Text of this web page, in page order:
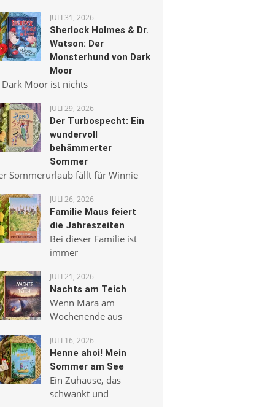
JULI 31, 2026
Sherlock Holmes & Dr.
Watson: Der
Monsterhund von Dark
Moor
Dark Moor ist nichts
JULI 29, 2026
Der Turbospecht: Ein
wundervoll
behämmerter
Sommer
Sommerurlaub fällt für Winnie
JULI 26, 2026
Familie Maus feiert
die Jahreszeiten
Bei dieser Familie ist
immer
JULI 21, 2026
Nachts am Teich
Wenn Mara am
Wochenende aus
JULI 16, 2026
Henne ahoi! Mein
Sommer am See
Ein Zuhause, das
schwankt und